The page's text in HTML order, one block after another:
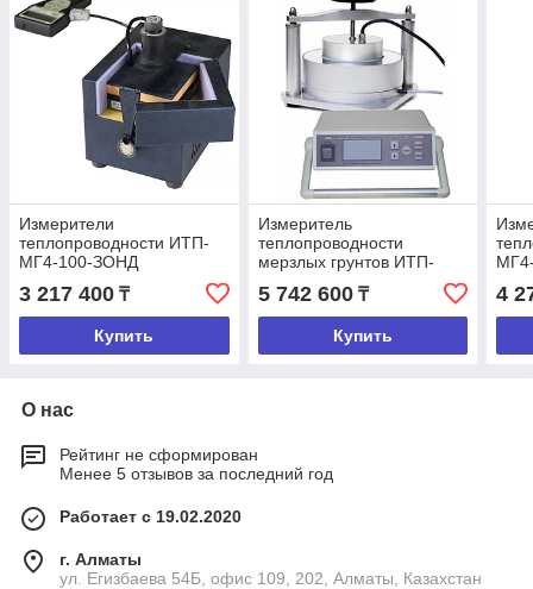
Измерители
теплопроводности ИТП-
МГ4-100-ЗОНД
3 217 400 ₸
Купить
Измеритель
теплопроводности
мерзлых грунтов ИТП-
5 742 600₸
Купить
4
О нас
Рейтинг не сформирован
Менее 5 отзывов за последний год
Работает с 19.02.2020
г. Алматы
ул. Егизбаева 54Б, офис 109, 202, Алматы, Казахстан